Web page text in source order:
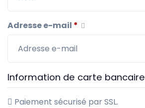
Adresse e-mail *
Information de carte bancaire
Paiement sécurisé par SSL.